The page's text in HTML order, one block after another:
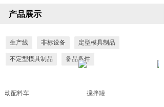
产品展示
生产线 非标设备 定型模具制品
不定型模具制品 备品备件